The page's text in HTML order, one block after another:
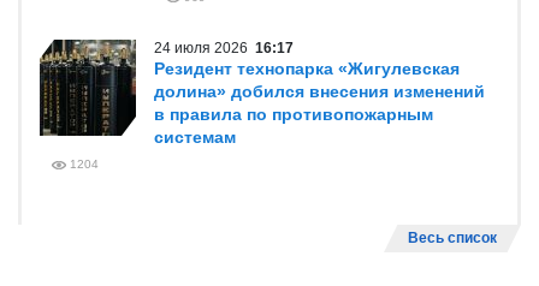
24 июля 2026 16:17
Резидент технопарка «Жигулевская
долина» добился внесения изменений
в правила по противопожарным
системам
1204
Весь список